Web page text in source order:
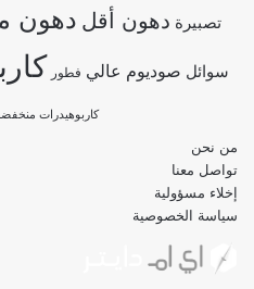
تصبيرة دهون أقل دهون
سوائل صوديوم عالي فطور
كاربوهيدرات
من نحن
تواصل معنا
إخلاء مسؤولية
سياسة الخصوصية